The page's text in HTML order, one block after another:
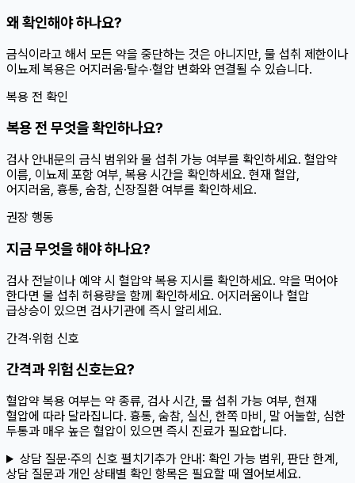
왜 확인해야 하나요?
금식이라고 해서 모든 약을 중단하는 것은 아니지만, 물 섭취 제한이나
이뇨제 복용은 어지러움·탈수·혈압 변화와 연결될 수 있습니다.
복용 전 확인
복용 전 무엇을 확인하나요?
검사 안내문의 금식 범위와 물 섭취 가능 여부를 확인하세요. 혈압약
이름, 이뇨제 포함 여부, 복용 시간을 확인하세요. 현재 혈압,
어지러움, 흉통, 숨참, 신장질환 여부를 확인하세요.
권장 행동
지금 무엇을 해야 하나요?
검사 전날이나 예약 시 혈압약 복용 지시를 확인하세요. 약을 먹어야
한다면 물 섭취 허용량을 함께 확인하세요. 어지러움이나 혈압
급상승이 있으면 검사기관에 즉시 알리세요.
간격·위험 신호
간격과 위험 신호는요?
혈압약 복용 여부는 약 종류, 검사 시간, 물 섭취 가능 여부, 현재
혈압에 따라 달라집니다. 흉통, 숨참, 실신, 한쪽 마비, 말 어눌함, 심한
두통과 매우 높은 혈압이 있으면 즉시 진료가 필요합니다.
상담 질문·주의 신호 펼치기추가 안내: 확인 가능 범위, 판단 한계,
상담 질문과 개인 상태별 확인 항목은 필요할 때 열어보세요.